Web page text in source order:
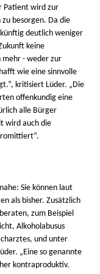
Patient wird zur
besorgen. Da die
deutlich weniger
keine
mehr - weder zur
wie eine sinnvolle
kritisiert Lüder. „Die
offenkundig eine
alle Bürger
wird auch die
Sie können laut
als bisher. Zusätzlich
zum Beispiel
Alkoholabusus
und unter
„Eine so genannte
kontraproduktiv.